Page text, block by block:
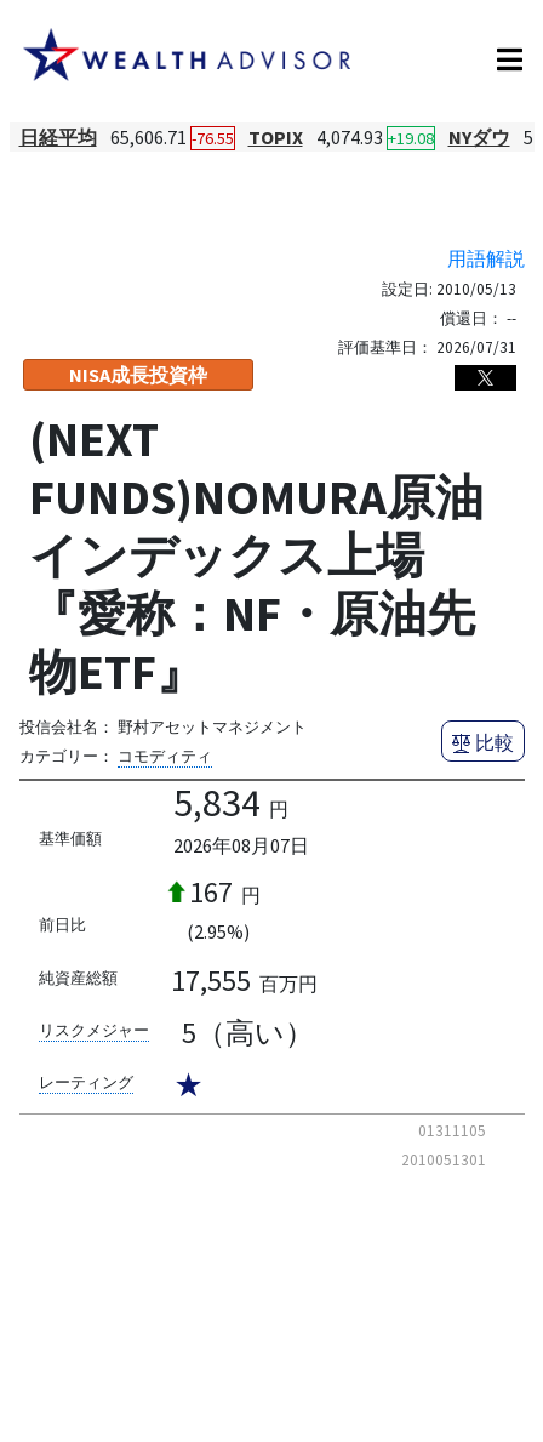
日経平均 65,606.71 -76.55 TOPIX 4,074.93 +19.08 NYダウ
用語解説
NISA成長投資枠
設定日: 2010/05/13
償還日： --
評価基準日： 2026/07/31
(NEXT
FUNDS)NOMURA原油
インデックス上場
『愛称：NF・原油先
物ETF』
投信会社名： 野村アセットマネジメント
カテゴリー： コモディティ
比較
基準価額
5,834 円
2026年08月07日
前日比
167 円
(2.95%)
純資産総額 17,555 百万円
リスクメジャー 5（高い）
レーティング ★
01311105
2010051301